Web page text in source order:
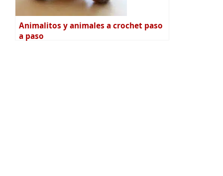
Animalitos y animales a crochet paso
a paso